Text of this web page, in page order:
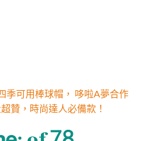
季可用棒球帽， 哆啦A夢合作
贊，時尚達人必備款！